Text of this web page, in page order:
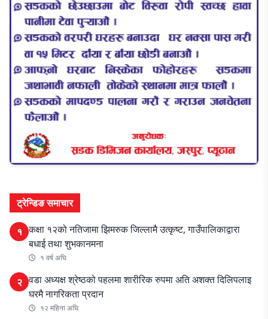
ट्रेन्डिङ समाचार
१ कक्षा १२को नतिजामा झिमरुक जिल्लामै उत्कृष्ट, गाउँपालिकाद्वारा
बधाई तथा शुभकानमना
१ वर्ष अघि
२ वडा अध्यक्ष श्रेष्ठको पहलमा शारीरिक रुपमा अति अशक्त दिलिपलाइ
घरमै नागरिकता प्रदान
१२ महिना अघि